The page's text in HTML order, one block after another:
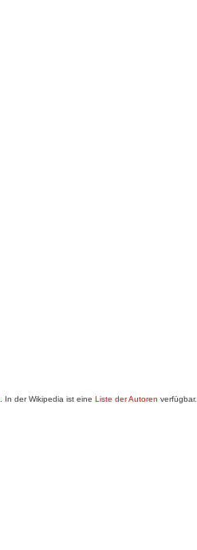
. In der Wikipedia ist eine Liste der Autoren verfügbar.